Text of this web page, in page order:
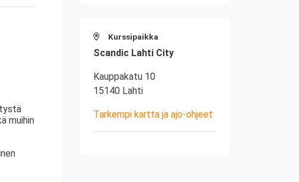
muihin
Kurssipaikka
Scandic Lahti City
Kauppakatu 10
15140 Lahti
Tarkempi kartta ja ajo-ohjeet